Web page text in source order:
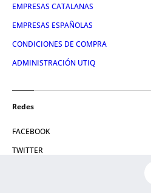
EMPRESAS CATALANAS
EMPRESAS ESPAÑOLAS
CONDICIONES DE COMPRA
ADMINISTRACIÓN UTIQ
Redes
FACEBOOK
TWITTER